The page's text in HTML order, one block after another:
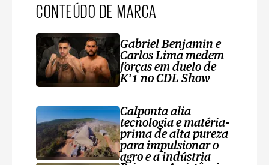
CONTEÚDO DE MARCA
Gabriel Benjamin e
Carlos Lima medem
forças em duelo de
K’1 no CDL Show
Calponta alia
tecnologia e matéria-
prima de alta pureza
para impulsionar o
agro e a indústria